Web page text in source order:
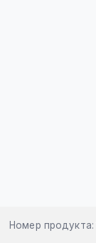
Номер продукта: